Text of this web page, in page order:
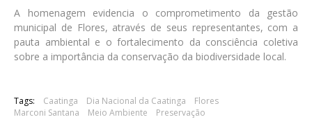
A homenagem evidencia o comprometimento da gestão
municipal de Flores, através de seus representantes, com a
pauta ambiental e o fortalecimento da consciência coletiva
sobre a importância da conservação da biodiversidade local.
Tags: Caatinga Dia Nacional da Caatinga
Flores
Marconi Santana
Meio Ambiente Preservação